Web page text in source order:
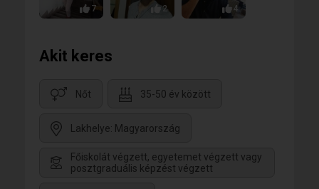
7 2 4
Akit keres
Nőt 35-50 év között
Lakhelye: Magyarország
Főiskolát végzett, egyetemet végzett vagy
posztgraduális képzést végzett